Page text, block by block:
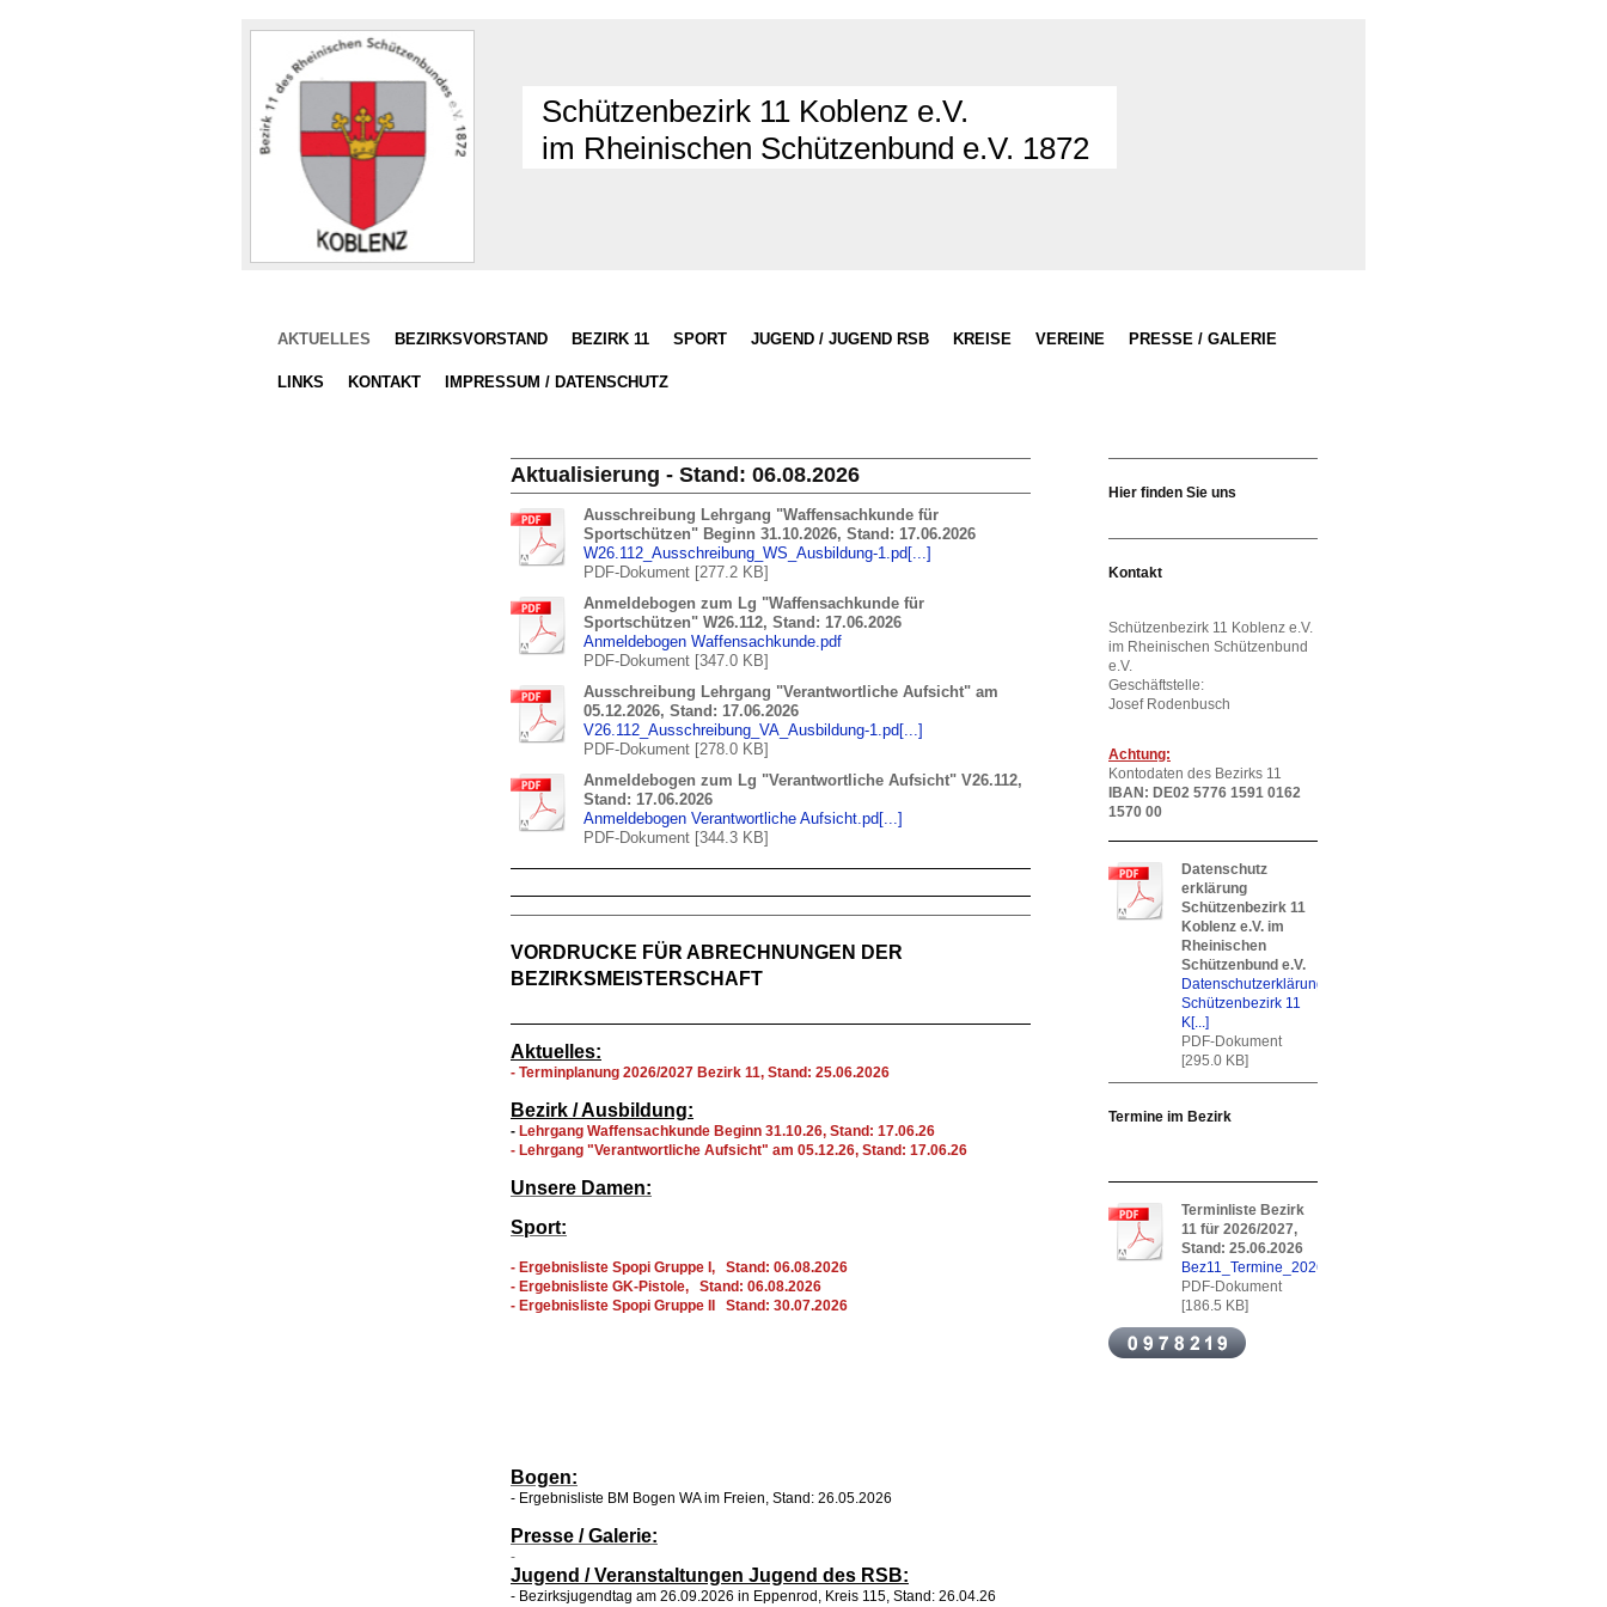
Schützenbezirk 11 Koblenz e.V.
im Rheinischen Schützenbund e.V. 1872
AKTUELLES BEZIRKSVORSTAND BEZIRK 11 SPORT JUGEND / JUGEND RSB KREISE VEREINE PRESSE / GALERIE
LINKS KONTAKT IMPRESSUM / DATENSCHUTZ
Aktualisierung - Stand: 06.08.2026
Ausschreibung Lehrgang "Waffensachkunde für
Sportschützen" Beginn 31.10.2026, Stand: 17.06.2026
W26.112_Ausschreibung_WS_Ausbildung-1.pd[...]
PDF-Dokument [277.2 KB]
Anmeldebogen zum Lg "Waffensachkunde für
Sportschützen" W26.112, Stand: 17.06.2026
Anmeldebogen Waffensachkunde.pdf
PDF-Dokument [347.0 KB]
Ausschreibung Lehrgang "Verantwortliche Aufsicht" am
05.12.2026, Stand: 17.06.2026
V26.112_Ausschreibung_VA_Ausbildung-1.pd[...]
PDF-Dokument [278.0 KB]
Anmeldebogen zum Lg "Verantwortliche Aufsicht" V26.112,
Stand: 17.06.2026
Anmeldebogen Verantwortliche Aufsicht.pd[...]
PDF-Dokument [344.3 KB]
VORDRUCKE FÜR ABRECHNUNGEN DER
BEZIRKSMEISTERSCHAFT
Aktuelles:
- Terminplanung 2026/2027 Bezirk 11, Stand: 25.06.2026
Bezirk / Ausbildung:
- Lehrgang Waffensachkunde Beginn 31.10.26, Stand: 17.06.26
- Lehrgang "Verantwortliche Aufsicht" am 05.12.26, Stand: 17.06.26
Unsere Damen:
Sport:
- Ergebnisliste Spopi Gruppe I, Stand: 06.08.2026
- Ergebnisliste GK-Pistole, Stand: 06.08.2026
- Ergebnisliste Spopi Gruppe II Stand: 30.07.2026
Bogen:
- Ergebnisliste BM Bogen WA im Freien, Stand: 26.05.2026
Presse / Galerie:
-
Jugend / Veranstaltungen Jugend des RSB:
- Bezirksjugendtag am 26.09.2026 in Eppenrod, Kreis 115, Stand: 26.04.26
Hier finden Sie uns
Kontakt
Schützenbezirk 11 Koblenz e.V.
im Rheinischen Schützenbund
e.V.
Geschäftstelle:
Josef Rodenbusch
Achtung:
Kontodaten des Bezirks 11
IBAN: DE02 5776 1591 0162
1570 00
Datenschutz
erklärung
Schützenbezirk 11
Koblenz e.V. im
Rheinischen
Schützenbund e.V.
Datenschutzerklärung
Schützenbezirk 11
K[...]
PDF-Dokument
[295.0 KB]
Termine im Bezirk
Terminliste Bezirk
11 für 2026/2027,
Stand: 25.06.2026
Bez11_Termine_2026.pdf
PDF-Dokument
[186.5 KB]